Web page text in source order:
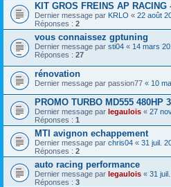
KIT GROS FREINS AP RACING
Dernier message par KRLO « 22 août
Réponses : 2
vous connaissez gptuning
Dernier message par sti04 « 14 mars
Réponses : 27
rénovation
Dernier message par passion77 « 10
PROMO TURBO MD555 480HP
Dernier message par legaulois « 27
Réponses : 1
MTI avignon echappement
Dernier message par chris04 « 31 juil.
Réponses : 2
auto racing performance
Dernier message par legaulois « 31
Réponses : 3